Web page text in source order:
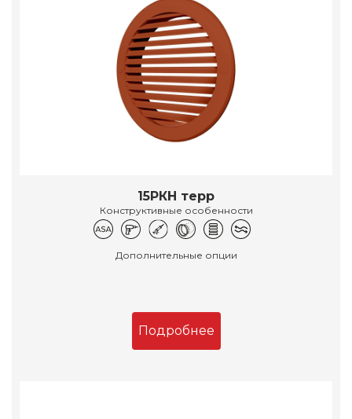
15РКН терр
Конструктивные особенности
Дополнительные опции
Подробнее